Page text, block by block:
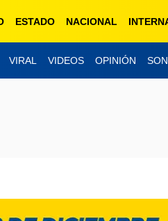
ESTADO NACIONAL
VIRAL VIDEOS OPINIÓN